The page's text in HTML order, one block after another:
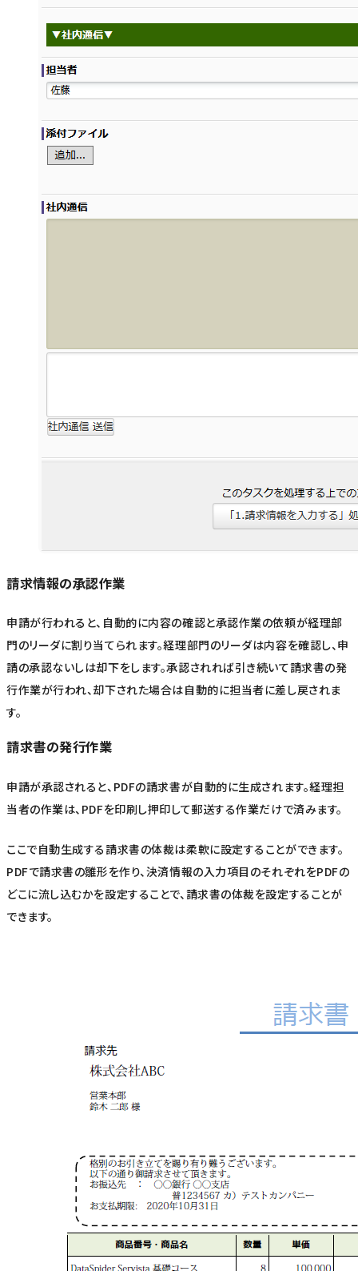
請求情報の承認作業
申請が行われると、自動的に内容の確認と承認作業の依頼が経理部
門のリーダに割り当てられます。経理部門のリーダは内容を確認し、申
請の承認ないしは却下をします。承認されれば引き続いて請求書の発
行作業が行われ、却下された場合は自動的に担当者に差し戻されま
す。
請求書の発行作業
申請が承認されると、PDFの請求書が自動的に生成されます。経理担
当者の作業は、PDFを印刷し押印して郵送する作業だけで済みます。
ここで自動生成する請求書の体裁は柔軟に設定することができます。
PDFで請求書の雛形を作り、決済情報の入力項目のそれぞれをPDFの
どこに流し込むかを設定することで、請求書の体裁を設定することが
できます。